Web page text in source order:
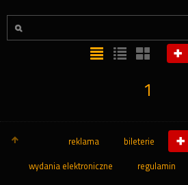
1
reklama bileterie
wydania elektroniczne regulamin